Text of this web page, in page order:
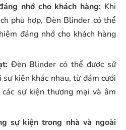
nhớ cho khách hàng: Khi
phù hợp, Đèn Blinder có thể
đáng nhớ cho khách hàng
Đèn Blinder có thể được sử
kiện khác nhau, từ đám cưới
sự kiện thương mại và âm
sự kiện trong nhà và ngoài